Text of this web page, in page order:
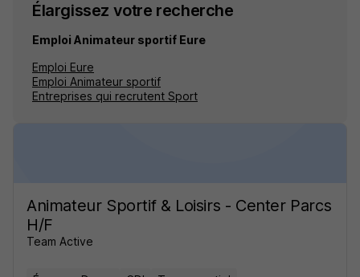
Élargissez votre recherche
Emploi Animateur sportif Eure
Emploi Eure
Emploi Animateur sportif
Entreprises qui recrutent Sport
Animateur Sportif & Loisirs - Center Parcs
H/F
Team Active